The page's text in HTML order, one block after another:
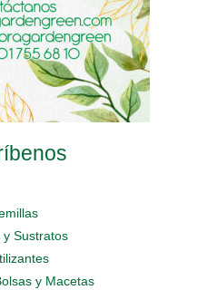
producto
y Sustratos
y Macetas